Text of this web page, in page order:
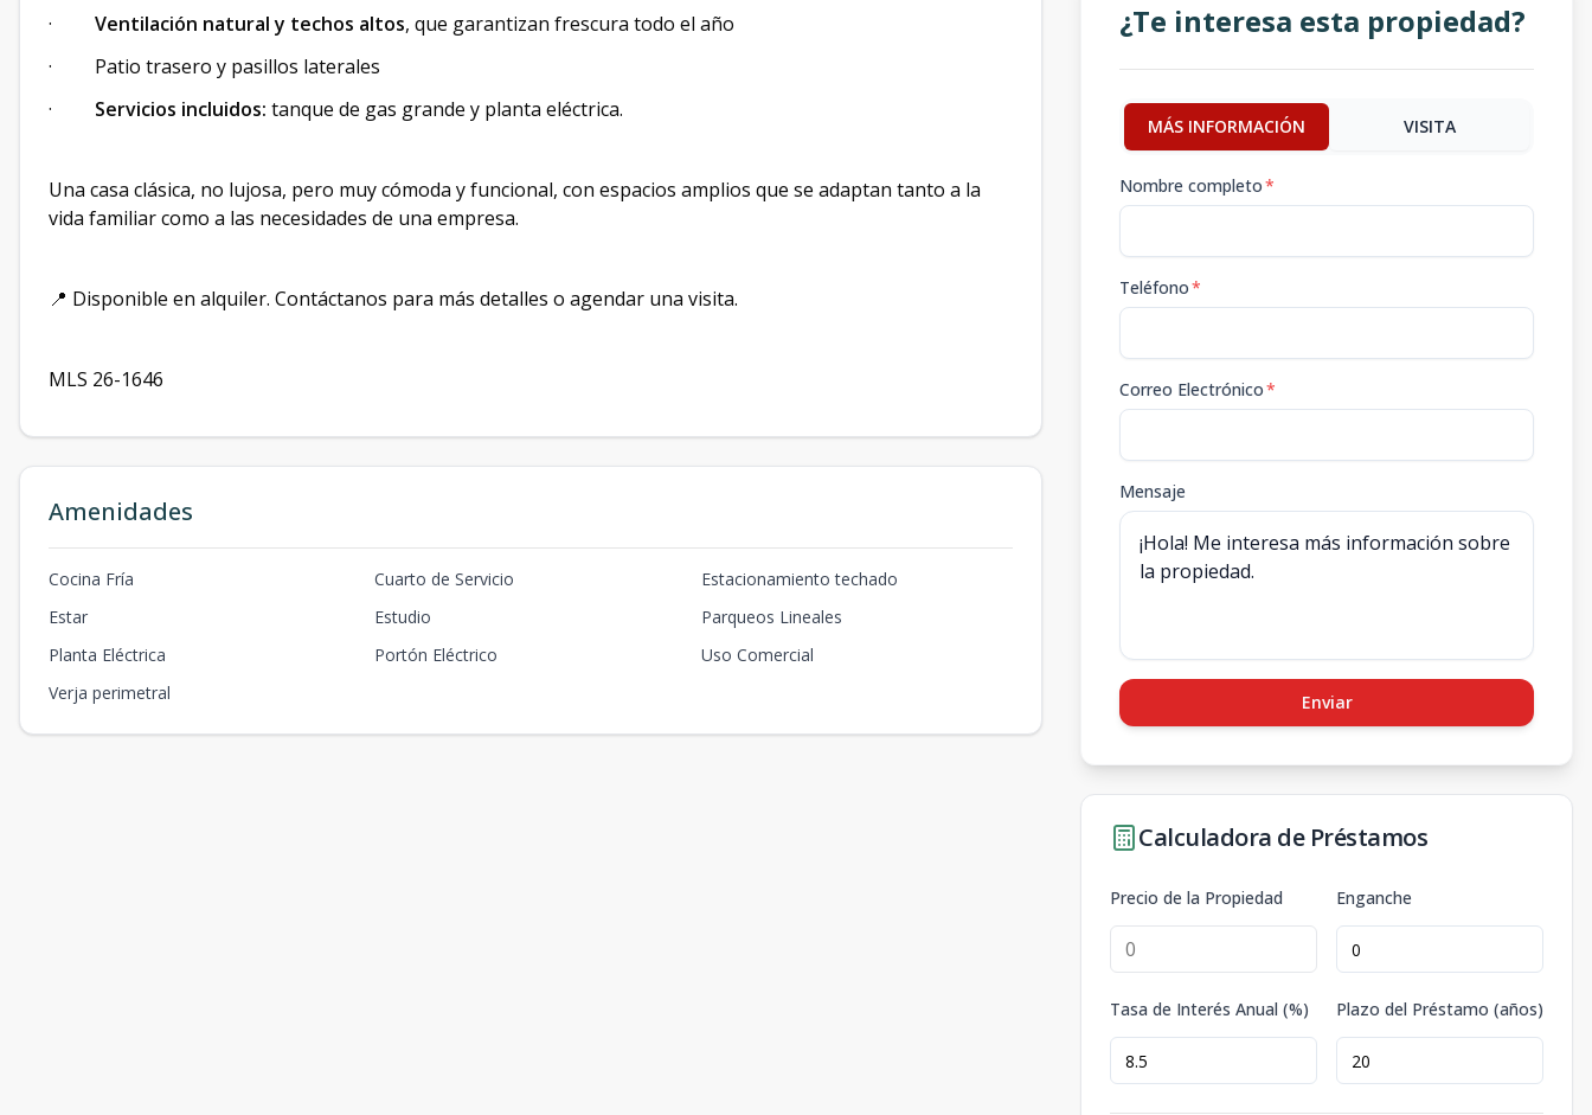
· Ventilación natural y techos altos, que garantizan frescura todo el año
· Patio trasero y pasillos laterales
· Servicios incluidos: tanque de gas grande y planta eléctrica.
Una casa clásica, no lujosa, pero muy cómoda y funcional, con espacios amplios que se adaptan tanto a la
vida familiar como a las necesidades de una empresa.
📍 Disponible en alquiler. Contáctanos para más detalles o agendar una visita.
MLS 26-1646
Amenidades
Cocina Fría Cuarto de Servicio
Estacionamiento techado
Estar
Estudio
Parqueos Lineales
Planta Eléctrica
Portón Eléctrico
Uso Comercial
Verja perimetral
¿Te interesa esta propiedad?
MÁS INFORMACIÓN VISITA
Nombre completo*
Teléfono*
Correo Electrónico*
Mensaje
Enviar
Calculadora de Préstamos
Precio de la Propiedad Enganche
Tasa de Interés Anual (%) Plazo del Préstamo (años)